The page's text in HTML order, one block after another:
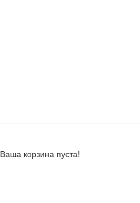
Ваша корзина пуста!